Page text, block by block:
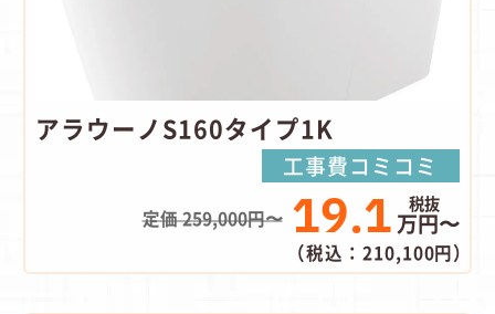
アラウーノS160タイプ1K
工事費コミコミ
定価 259,000円〜 19.1万円〜
（税込：210,100円）